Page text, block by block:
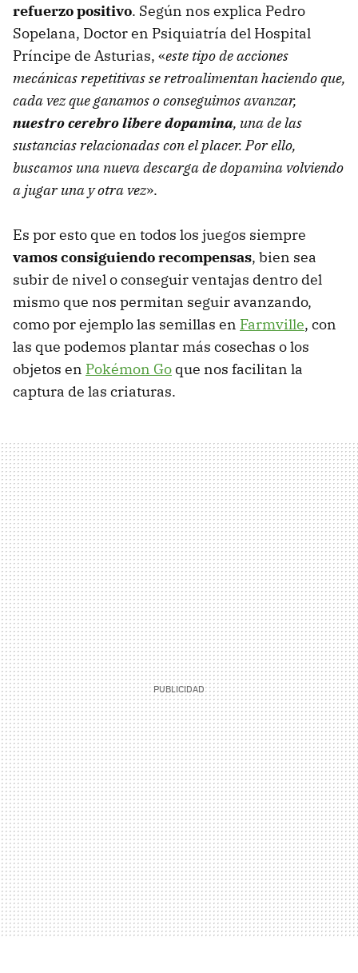
refuerzo positivo. Según nos explica Pedro
Sopelana, Doctor en Psiquiatría del Hospital
Príncipe de Asturias, «este tipo de acciones
mecánicas repetitivas se retroalimentan haciendo que,
cada vez que ganamos o conseguimos avanzar,
nuestro cerebro libere dopamina, una de las
sustancias relacionadas con el placer. Por ello,
buscamos una nueva descarga de dopamina volviendo
a jugar una y otra vez».
Es por esto que en todos los juegos siempre
vamos consiguiendo recompensas, bien sea
subir de nivel o conseguir ventajas dentro del
mismo que nos permitan seguir avanzando,
como por ejemplo las semillas en Farmville, con
las que podemos plantar más cosechas o los
objetos en Pokémon Go que nos facilitan la
captura de las criaturas.